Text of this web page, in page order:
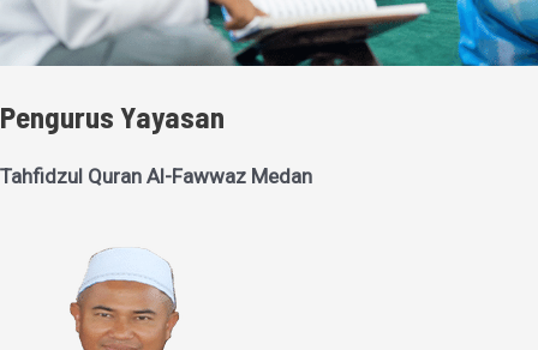
Pengurus Yayasan
Tahfidzul Quran Al-Fawwaz Medan